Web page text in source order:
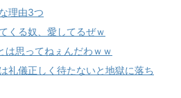
理由3つ
くる奴、愛してるぜｗ
は思ってねぇんだわｗｗ
礼儀正しく待たないと地獄に落ち